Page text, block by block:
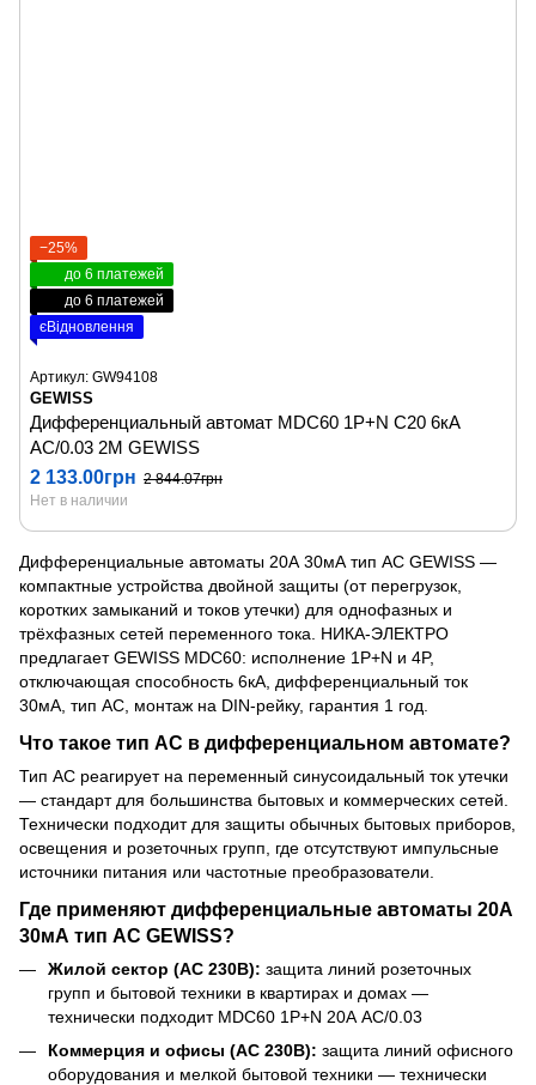
−25%
до 6 платежей
до 6 платежей
єВідновлення
Артикул: GW94108
GEWISS
Дифференциальный автомат MDC60 1P+N C20 6кA
AC/0.03 2M GEWISS
2 133.00грн 2 844.07грн
Нет в наличии
Дифференциальные автоматы 20А 30мА тип AC GEWISS —
компактные устройства двойной защиты (от перегрузок,
коротких замыканий и токов утечки) для однофазных и
трёхфазных сетей переменного тока. НИКА-ЭЛЕКТРО
предлагает GEWISS MDC60: исполнение 1P+N и 4P,
отключающая способность 6кА, дифференциальный ток
30мА, тип AC, монтаж на DIN-рейку, гарантия 1 год.
Что такое тип AC в дифференциальном автомате?
Тип AC реагирует на переменный синусоидальный ток утечки
— стандарт для большинства бытовых и коммерческих сетей.
Технически подходит для защиты обычных бытовых приборов,
освещения и розеточных групп, где отсутствуют импульсные
источники питания или частотные преобразователи.
Где применяют дифференциальные автоматы 20А
30мА тип AC GEWISS?
Жилой сектор (AC 230В): защита линий розеточных
групп и бытовой техники в квартирах и домах —
технически подходит MDC60 1P+N 20А AC/0.03
Коммерция и офисы (AC 230В): защита линий офисного
оборудования и мелкой бытовой техники — технически